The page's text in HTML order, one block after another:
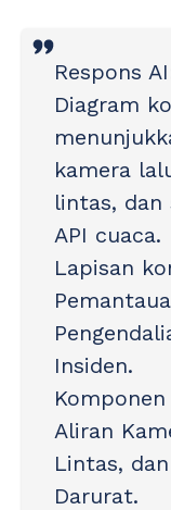
Respons AI
Diagram
kamera
lintas, dan
API cuaca.
Lapisan
Insiden.
Aliran
Lintas,
Darurat.